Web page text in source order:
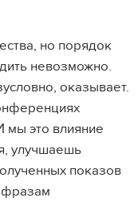
но порядок
невозможно.
оказывает.
мы это влияние
улучшаешь
показов
фразам